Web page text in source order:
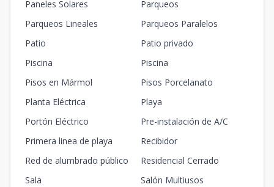
Paneles Solares
Parqueos
Parqueos Lineales
Parqueos Paralelos
Patio
Patio privado
Piscina
Piscina
Pisos en Mármol
Pisos Porcelanato
Planta Eléctrica
Playa
Portón Eléctrico
Pre-instalación de A/C
Primera linea de playa
Recibidor
Red de alumbrado público
Residencial Cerrado
Sala
Salón Multiusos